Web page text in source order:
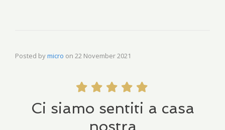
Posted bymicro on 22 November 2021
Ci siamo sentiti a casa
nostra